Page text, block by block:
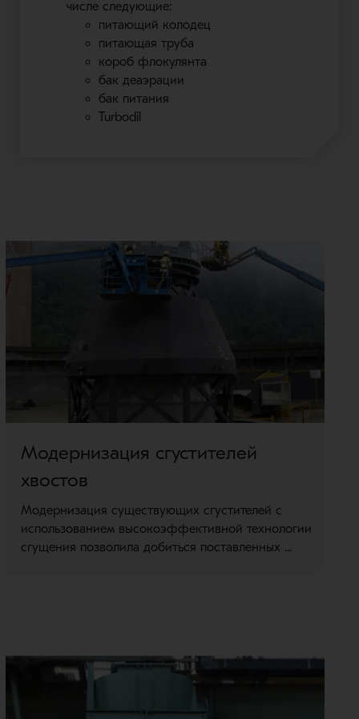
числе следующие:
питающий колодец
питающая труба
короб флокулянта
бак деаэрации
бак питания
Turbodil
Модернизация сгустителей
хвостов
Модернизация существующих сгустителей с
использованием высокоэффективной технологии
сгущения позволила добиться поставленных ...